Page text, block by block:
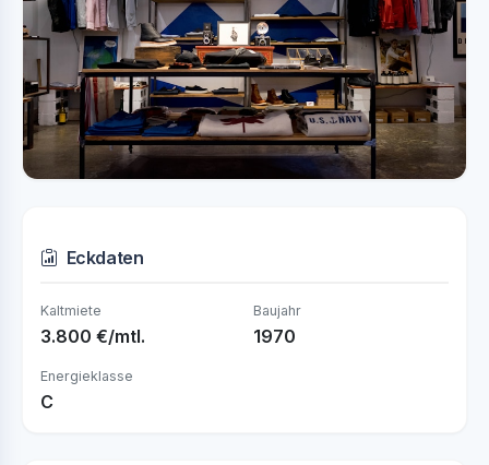
Eckdaten
Kaltmiete
3.800 €/mtl.
Baujahr
1970
Energieklasse
C